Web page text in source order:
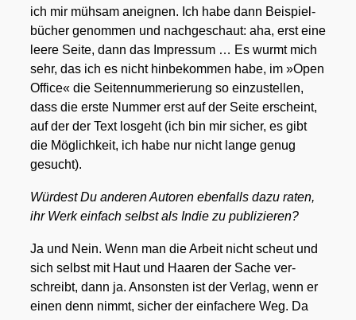
ich mir müh­sam aneig­nen. Ich habe dann Bei­spiel­
bü­cher genom­men und nach­ge­schaut: aha, erst eine
lee­re Sei­te, dann das Impres­sum … Es wurmt mich
sehr, das ich es nicht hin­be­kom­men habe, im »Open
Office« die Sei­ten­num­me­rie­rung so ein­zu­stel­len,
dass die ers­te Num­mer erst auf der Sei­te erscheint,
auf der der Text los­geht (ich bin mir sicher, es gibt
die Mög­lich­keit, ich habe nur nicht lan­ge genug
gesucht).
Wür­dest Du ande­ren Autoren eben­falls dazu raten,
ihr Werk ein­fach selbst als Indie zu publi­zie­ren?
Ja und Nein. Wenn man die Arbeit nicht scheut und
sich selbst mit Haut und Haa­ren der Sache ver­
schreibt, dann ja. Ansons­ten ist der Ver­lag, wenn er
einen denn nimmt, sicher der ein­fa­che­re Weg. Da